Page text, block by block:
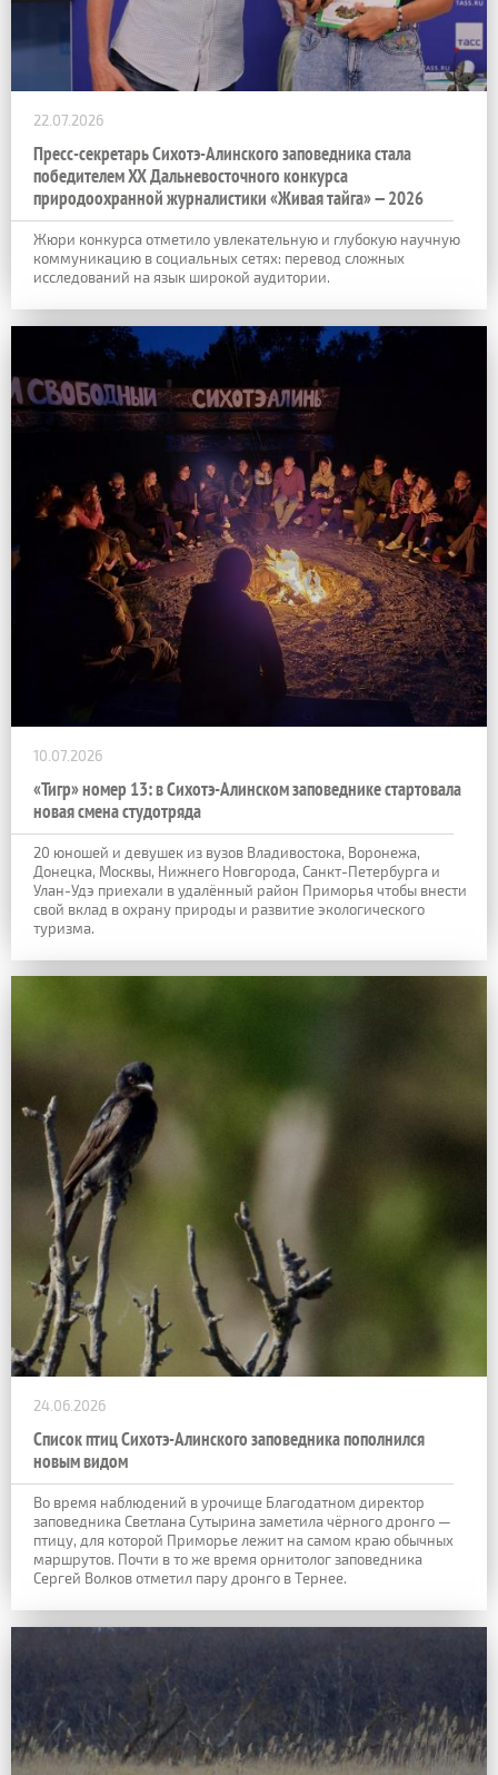
22.07.2026
Пресс-секретарь Сихотэ-Алинского заповедника стала
победителем XX Дальневосточного конкурса
природоохранной журналистики «Живая тайга» — 2026
Жюри конкурса отметило увлекательную и глубокую научную
коммуникацию в социальных сетях: перевод сложных
исследований на язык широкой аудитории.
10.07.2026
«Тигр» номер 13: в Сихотэ-Алинском заповеднике стартовала
новая смена студотряда
20 юношей и девушек из вузов Владивостока, Воронежа,
Донецка, Москвы, Нижнего Новгорода, Санкт-Петербурга и
Улан-Удэ приехали в удалённый район Приморья чтобы внести
свой вклад в охрану природы и развитие экологического
туризма.
24.06.2026
Список птиц Сихотэ-Алинского заповедника пополнился
новым видом
Во время наблюдений в урочище Благодатном директор
заповедника Светлана Сутырина заметила чёрного дронго —
птицу, для которой Приморье лежит на самом краю обычных
маршрутов. Почти в то же время орнитолог заповедника
Сергей Волков отметил пару дронго в Тернее.